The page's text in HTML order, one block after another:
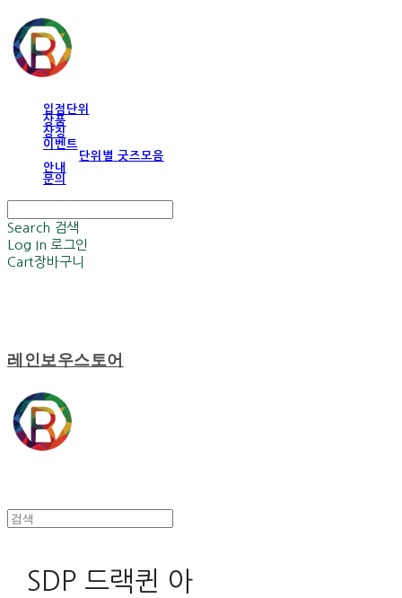
입점단위
상품
상징
이벤트
단위별 굿즈모음
안내
문의
Search 검색
Log In 로그인
Cart장바구니
레인보우스토어
SDP 드랙퀸 아